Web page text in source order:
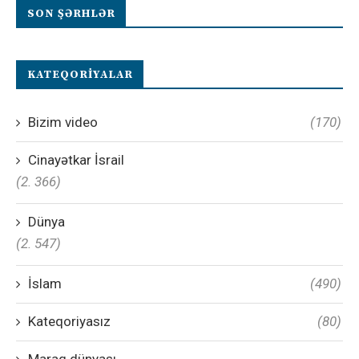
SON ŞƏRHLƏR
KATEQORIYALAR
Bizim video (170)
Cinayətkar İsrail
(2. 366)
Dünya
(2. 547)
İslam (490)
Kateqoriyasız (80)